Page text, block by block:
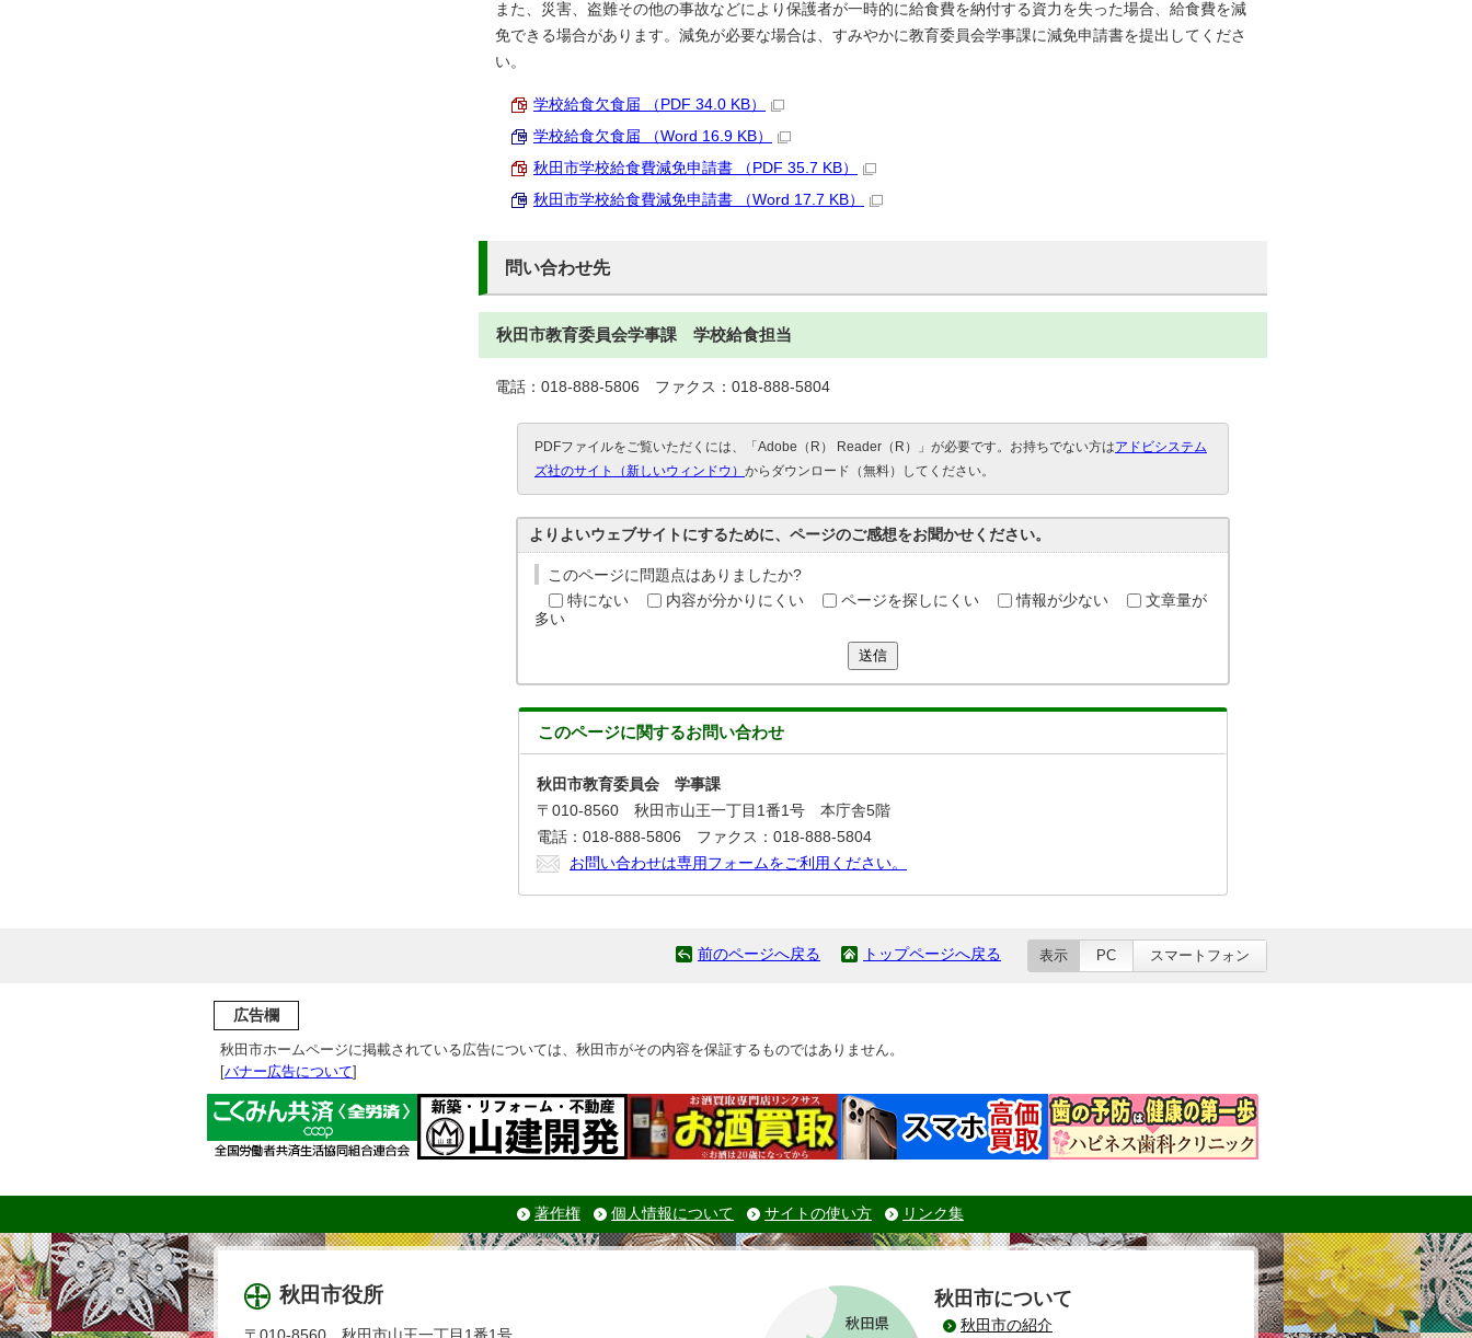
また、災害、盗難その他の事故などにより保護者が一時的に給食費を納付する資力を失った場合、給食費を減
免できる場合があります。減免が必要な場合は、すみやかに教育委員会学事課に減免申請書を提出してくださ
い。
学校給食欠食届 （PDF 34.0 KB）
学校給食欠食届 （Word 16.9 KB）
秋田市学校給食費減免申請書 （PDF 35.7 KB）
秋田市学校給食費減免申請書 （Word 17.7 KB）
問い合わせ先
秋田市教育委員会学事課 学校給食担当
電話：018-888-5806 ファクス：018-888-5804
PDFファイルをご覧いただくには、「Adobe（R） Reader（R）」が必要です。お持ちでない方はアドビシステム
ズ社のサイト（新しいウィンドウ） からダウンロード（無料）してください。
よりよいウェブサイトにするために、ページのご感想をお聞かせください。
このページに問題点はありましたか?
特にない
内容が分かりにくい ページを探しにくい 情報が少ない
文章量が
多い
送信
このページに関するお問い合わせ
秋田市教育委員会 学事課
〒010-8560 秋田市山王一丁目1番1号 本庁舎5階
電話：018-888-5806 ファクス：018-888-5804
お問い合わせは専用フォームをご利用ください。
前のページへ戻る トップページへ戻る 表示 PC スマートフォン
広告欄
秋田市ホームページに掲載されている広告については、秋田市がその内容を保証するものではありません。
[バナー広告について]
著作権 個人情報について サイトの使い方 リンク集
秋田市役所 秋田市について
秋田市の紹介